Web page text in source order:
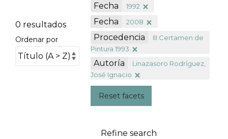
0 resultados
Ordenar por
Fecha 1992
Fecha 2008
Procedencia
III Certamen de
Pintura 1993
Autoría
Linazasoro Rodríguez,
José Ignacio
Reset facets
Refine search